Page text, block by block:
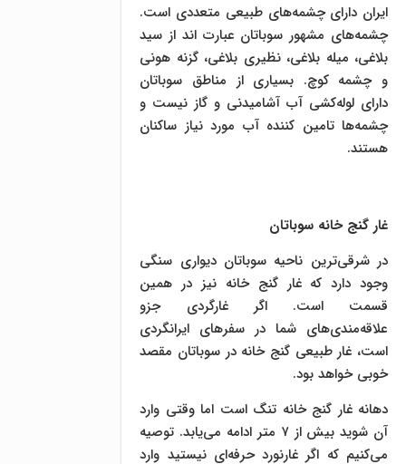
ایران دارای چشمه‌های طبیعی متعددی است.
چشمه‌های مشهور سوباتان عبارت اند از سید
بلاغی، میله بلاغی، نظیری بلاغی، گزنه هونی
و چشمه کوچ. بسیاری از مناطق سوباتان
دارای لوله‌کشی آب آشامیدنی و گاز نیست و
چشمه‌ها تامین کننده آب مورد نیاز ساکنان
هستند.
غار گنج خانه سوباتان
در شرقی‌ترین ناحیه سوباتان دیواری سنگی
وجود دارد که غار گنج خانه نیز در همین
قسمت است. اگر غارگردی جزو
علاقه‌مندی‌های شما در سفرهای ایرانگردی
است، غار طبیعی گنج خانه در سوباتان مقصد
خوبی خواهد بود.
دهانه غار گنج خانه تنگ است اما وقتی وارد
آن شوید بیش از ۷ متر ادامه می‌یابد. توصیه
می‌کنیم که اگر غارنورد حرفه‌ای نیستید وارد